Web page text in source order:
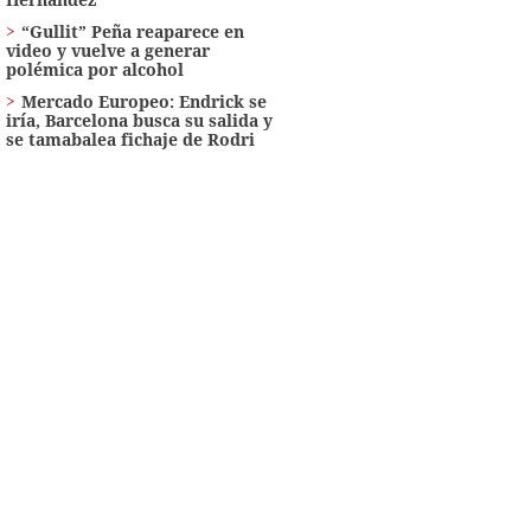
“Gullit” Peña reaparece en
video y vuelve a generar
polémica por alcohol
Mercado Europeo: Endrick se
iría, Barcelona busca su salida y
se tamabalea fichaje de Rodri